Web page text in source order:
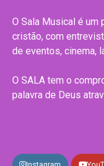
O Sala Musical é um
cristão, com
de eventos, cinema,
O SALA tem o
palavra de Deus